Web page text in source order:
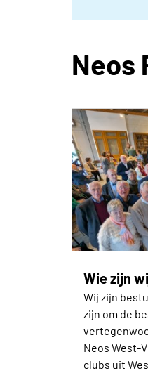
Neos
Wie zijn
Wij zijn
zijn om de
Neos West-
clubs uit